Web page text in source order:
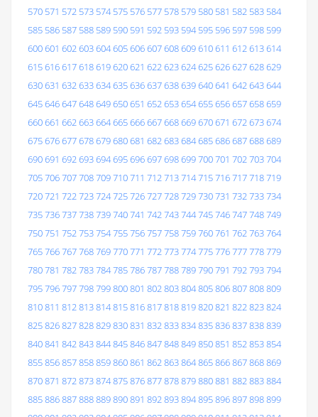
570 571 572 573 574 575 576 577 578 579 580 581 582 583 584
585 586 587 588 589 590 591 592 593 594 595 596 597 598 599
600601 602603604605606607608609610611 612613614
615616617618619620621 622623624625626627628629
630631 632633634635636637638639640641 642643644
645646647648649650651 652653654655656657658659
660661 662663664665666667668669670671 672673674
675676677678679680681 682683684685686687688689
690691 692693694695696697698699700701 702703704
705706707708709710711 712713714715716717718719
720721 722723724725726727728729730731 732733734
735736737738739740741 742743744745746747748749
750751 752753754755756757758759760761 762763764
765766767768769770771 772773774775776777778779
780781 782783784785786787788789790791 792793794
795796797798799800801 802803804805806807808809
810811 812813814815816817818819820821 822823824
825826827828829830831 832833834835836837838839
840841 842843844845846847848849850851 852853854
855856857858859860861 862863864865866867868869
870871 872873874875876877878879880881 882883884
885886887888889890891 892893894895896897898899